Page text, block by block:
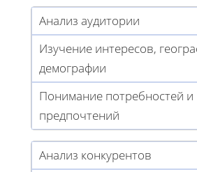
Анализ аудитории
Изучение интересов,
демографии
Понимание потребностей и
предпочтений
Анализ конкурентов